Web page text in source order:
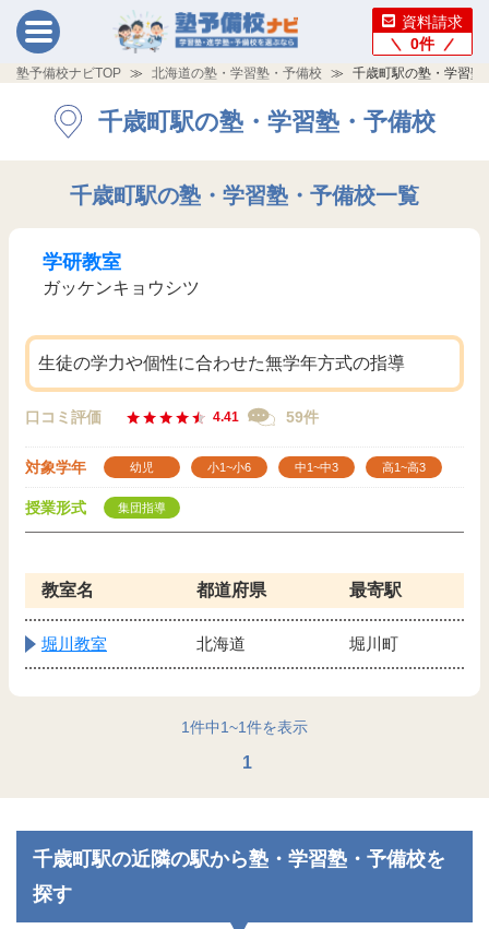
資料請求
0件
塾予備校ナビTOP 北海道の塾・学習塾・予備校 千歳町駅の塾・学習塾
千歳町駅の塾・学習塾・予備校
千歳町駅の塾・学習塾・予備校一覧
学研教室
ガッケンキョウシツ
生徒の学力や個性に合わせた無学年方式の指導
口コミ評価 4.41 59件
対象学年 幼児 小1~小6 中1~中3 高1~高3
授業形式 集団指導
教室名 都道府県 最寄駅
堀川教室 北海道 堀川町
1件中1~1件を表示
1
千歳町駅の近隣の駅から塾・学習塾・予備校を
探す